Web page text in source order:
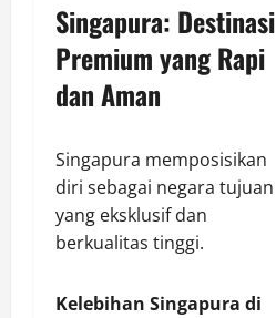
Singapura: Destinasi
Premium yang Rapi
dan Aman
Singapura memposisikan
diri sebagai negara tujuan
yang eksklusif dan
berkualitas tinggi.
Kelebihan Singapura di